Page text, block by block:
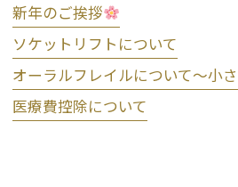
新年のご挨拶
ソケットリフトについて
医療費控除について